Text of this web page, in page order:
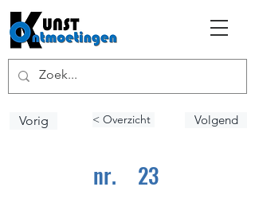
Vorig < Overzicht Volgend
nr. 23